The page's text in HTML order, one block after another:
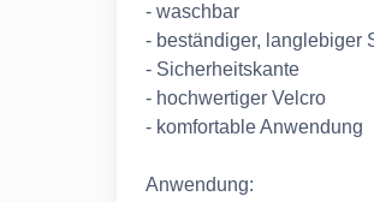
- waschbar
- beständiger, langlebiger
- Sicherheitskante
- hochwertiger
- komfortable Anwendung
Anwendung: